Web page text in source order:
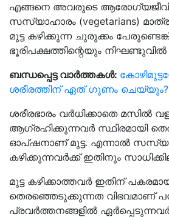
എങ്ങനെ അവരുടെ
സസ്യാഹാരം (vegetarians)
മുട്ട കഴിക്കുന്ന ചുരുക്കം
ഭൂരിപക്ഷത്തിന്റെയും നിഘണ്ടുവിൽ
ബന്ധപ്പെട്ട വാർത്തകൾ:
ശരീരത്തിന് ഏത് ഗുണം ചെയ്യും?
ശരീരഭാരം വർധിക്കാതെ മസിൽ
ആഗ്രഹിക്കുന്നവർ സ്ഥിരമായി
ഓപ്ഷനാണ് മുട്ട. എന്നാൽ
കഴിക്കുന്നവർക്ക് ഇതിനും
മുട്ട കഴിക്കാത്തവർ ഇതിന്
തെരഞ്ഞെടുക്കുന്നത വിഭവമാണ്
പ്രവര്‍ത്തനങ്ങളിൽ ഏർപ്പെടുന്നവർ